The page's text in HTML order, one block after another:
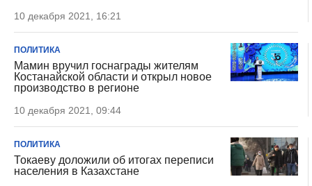
10 декабря 2021, 16:21
ПОЛИТИКА
Мамин вручил госнаграды жителям
Костанайской области и открыл новое
производство в регионе
10 декабря 2021, 09:44
ПОЛИТИКА
Токаеву доложили об итогах переписи
населения в Казахстане